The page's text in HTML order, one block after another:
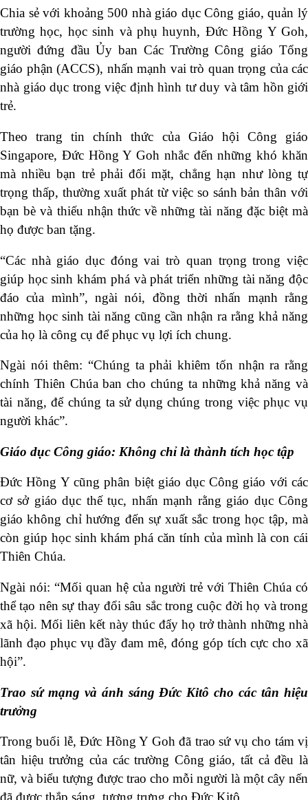
Chia sẻ với khoảng 500 nhà giáo dục Công giáo, quản lý
trường học, học sinh và phụ huynh, Đức Hồng Y Goh,
người đứng đầu Ủy ban Các Trường Công giáo Tổng
giáo phận (ACCS), nhấn mạnh vai trò quan trọng của các
nhà giáo dục trong việc định hình tư duy và tâm hồn giới
trẻ.
Theo trang tin chính thức của Giáo hội Công giáo
Singapore, Đức Hồng Y Goh nhắc đến những khó khăn
mà nhiều bạn trẻ phải đối mặt, chẳng hạn như lòng tự
trọng thấp, thường xuất phát từ việc so sánh bản thân với
bạn bè và thiếu nhận thức về những tài năng đặc biệt mà
họ được ban tặng.
“Các nhà giáo dục đóng vai trò quan trọng trong việc
giúp học sinh khám phá và phát triển những tài năng độc
đáo của mình”, ngài nói, đồng thời nhấn mạnh rằng
những học sinh tài năng cũng cần nhận ra rằng khả năng
của họ là công cụ để phục vụ lợi ích chung.
Ngài nói thêm: “Chúng ta phải khiêm tốn nhận ra rằng
chính Thiên Chúa ban cho chúng ta những khả năng và
tài năng, để chúng ta sử dụng chúng trong việc phục vụ
người khác”.
Giáo dục Công giáo: Không chỉ là thành tích học tập
Đức Hồng Y cũng phân biệt giáo dục Công giáo với các
cơ sở giáo dục thế tục, nhấn mạnh rằng giáo dục Công
giáo không chỉ hướng đến sự xuất sắc trong học tập, mà
còn giúp học sinh khám phá căn tính của mình là con cái
Thiên Chúa.
Ngài nói: “Mối quan hệ của người trẻ với Thiên Chúa có
thể tạo nên sự thay đổi sâu sắc trong cuộc đời họ và trong
xã hội. Mối liên kết này thúc đẩy họ trở thành những nhà
lãnh đạo phục vụ đầy đam mê, đóng góp tích cực cho xã
hội”.
Trao sứ mạng và ánh sáng Đức Kitô cho các tân hiệu
trưởng
Trong buổi lễ, Đức Hồng Y Goh đã trao sứ vụ cho tám vị
tân hiệu trưởng của các trường Công giáo, tất cả đều là
nữ, và biểu tượng được trao cho mỗi người là một cây nến
đã được thắp sáng, tượng trưng cho Đức Kitô.